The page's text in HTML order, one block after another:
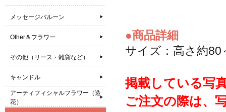
●商品詳細
サイズ：高さ約80
掲載している写
ご注文の際は、
メッセージバルーン
Other＆フラワー
その他（リース・雑貨など）
キャンドル
アーティフィシャルフラワー（造
花）